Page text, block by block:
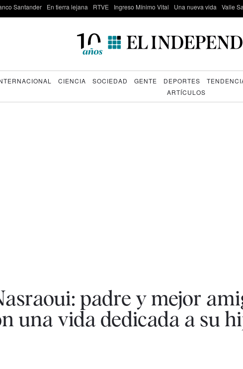
Santander En tierra lejana RTVE Ingreso Mínimo Vital Una nueva vida Valle
CIENCIA SOCIEDAD GENTE DEPORTES
ARTÍCULOS
padre y mejor
una vida dedicada a su